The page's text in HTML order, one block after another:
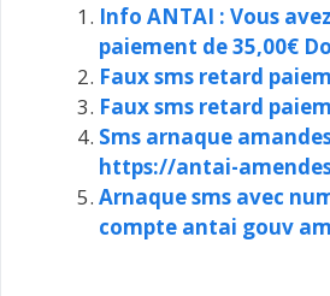
Info ANTAI : Vous
paiement de 35,00€
Faux sms retard
Faux sms retard
Sms arnaque
https://antai-
Arnaque sms avec
compte antai gouv